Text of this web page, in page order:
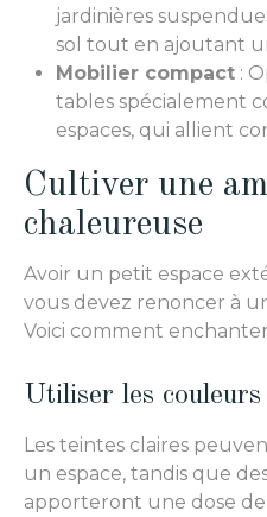
jardinières
sol tout en ajoutant
Mobilier compact :
tables spécialement
espaces, qui allient
Cultiver une
chaleureuse
Avoir un petit espace
vous devez renoncer à
Voici comment
Utiliser les couleurs
Les teintes claires
un espace, tandis que
apporteront une dose